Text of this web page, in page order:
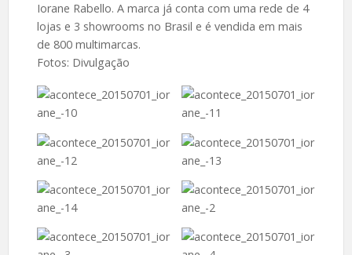
Iorane Rabello. A marca já conta com uma rede de 4
lojas e 3 showrooms no Brasil e é vendida em mais
de 800 multimarcas.
Fotos: Divulgação